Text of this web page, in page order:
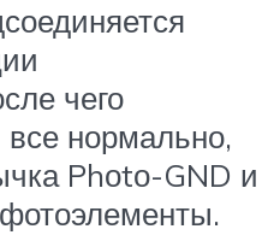
чего
все нормально,
Phоtо-GND и